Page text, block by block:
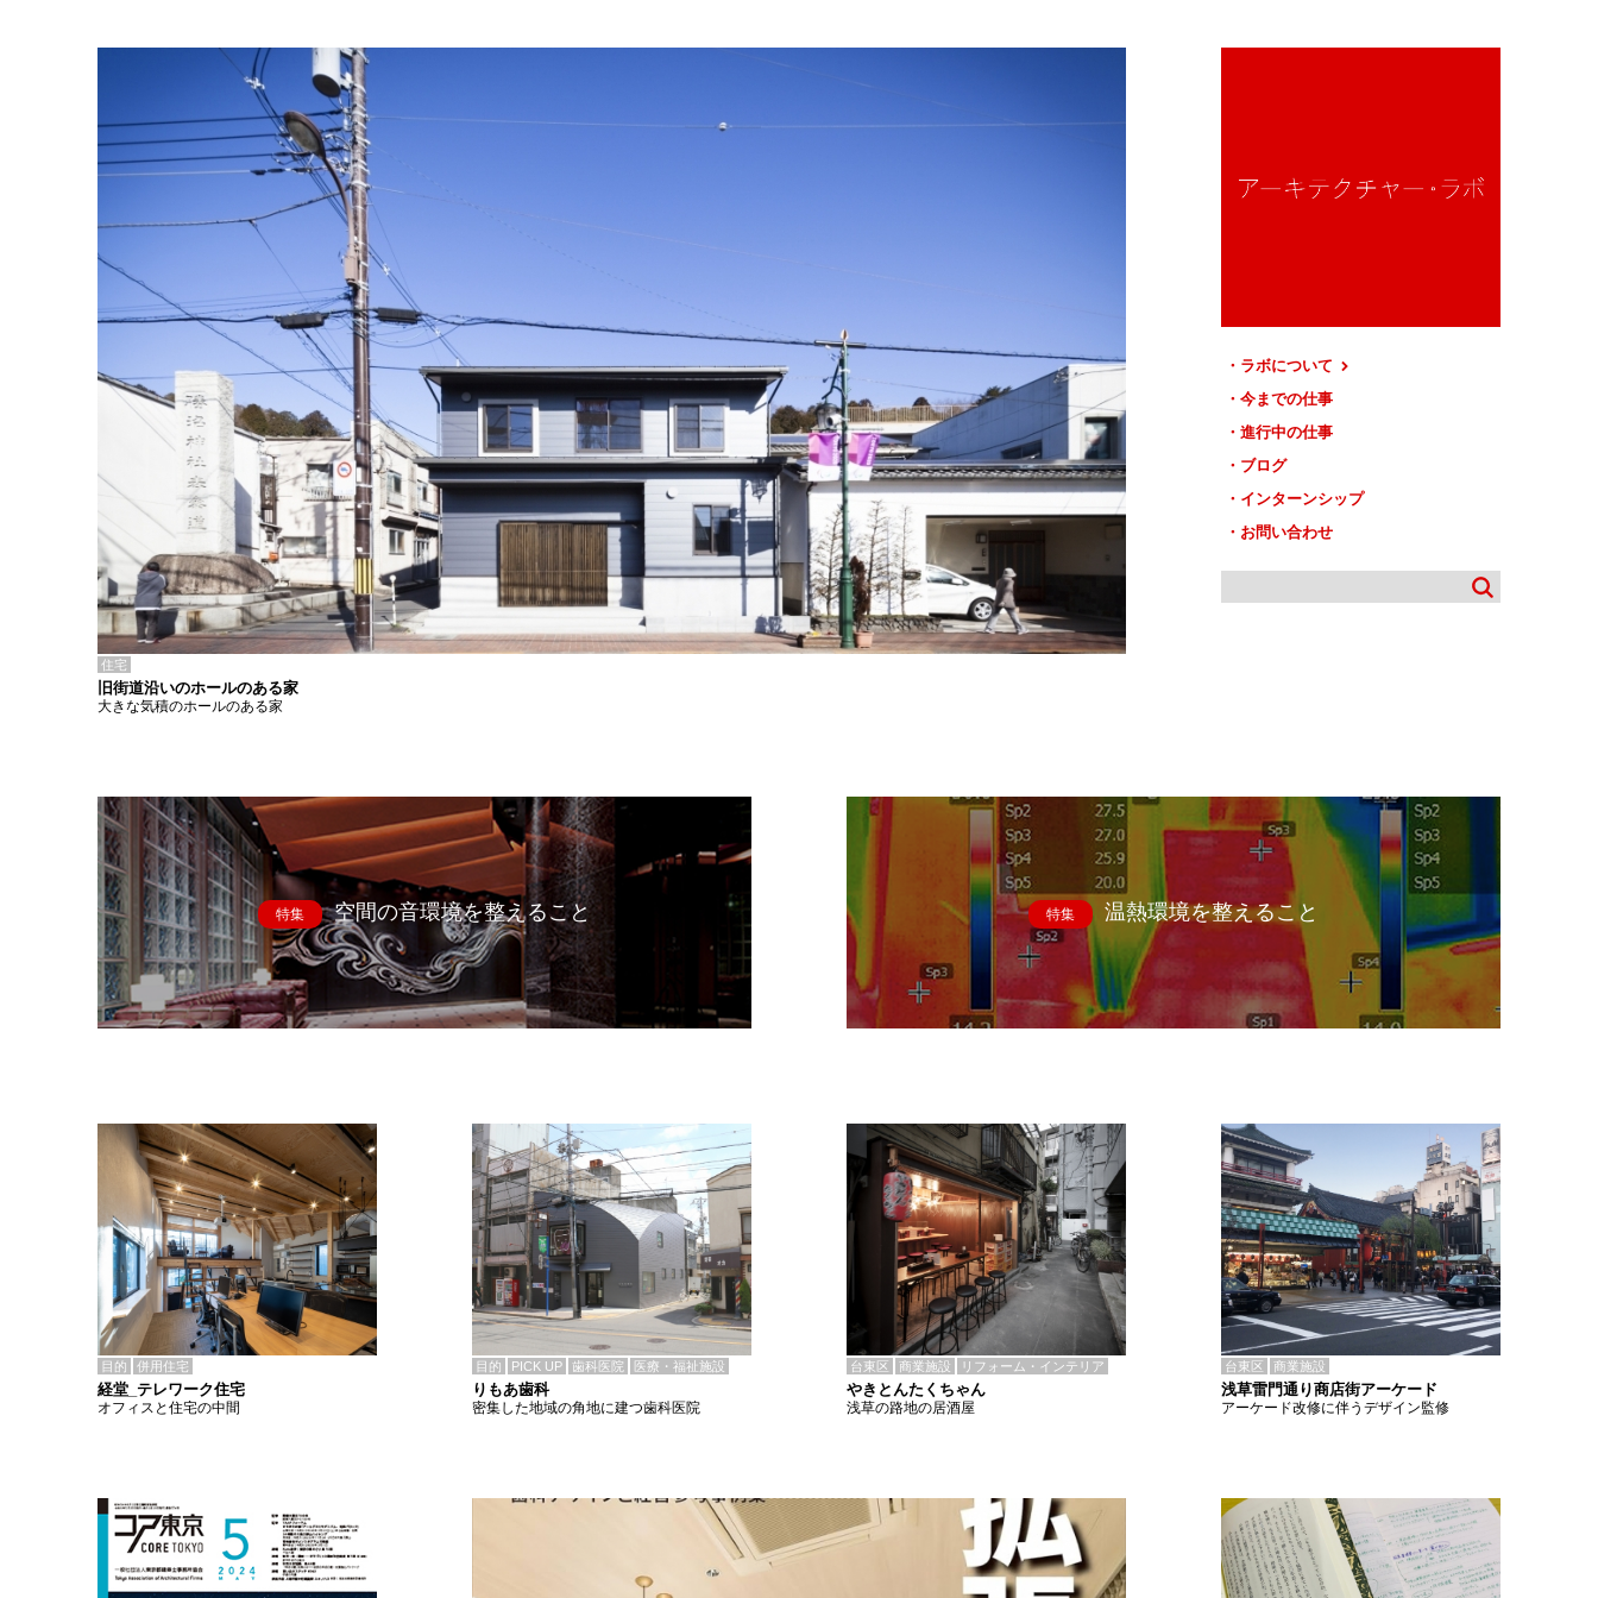
ラボについて
今までの仕事
進行中の仕事
ブログ
インターンシップ
お問い合わせ
住宅
旧街道沿いのホールのある家
大きな気積のホールのある家
特集 空間の音環境を整えること 特集 温熱環境を整えること
目的 併用住宅
経堂_テレワーク住宅
オフィスと住宅の中間
目的 PICK UP 歯科医院 医療・福祉施設
りもあ歯科
密集した地域の角地に建つ歯科医院
台東区 商業施設 リフォーム・インテリア
やきとんたくちゃん
浅草の路地の居酒屋
台東区 商業施設
浅草雷門通り商店街アーケード
アーケード改修に伴うデザイン監修